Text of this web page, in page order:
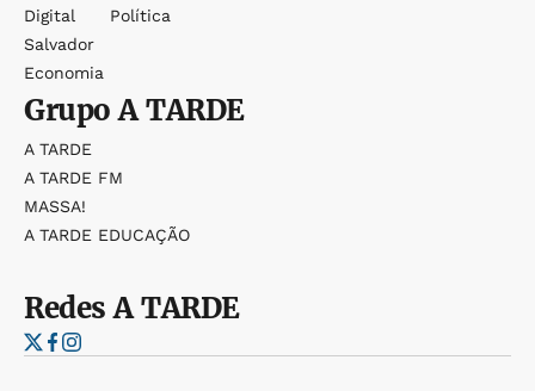
Digital
Salvador
Economia
Política
GrupoA TARDE
A TARDE
A TARDE FM
MASSA!
A TARDE EDUCAÇÃO
RedesA TARDE